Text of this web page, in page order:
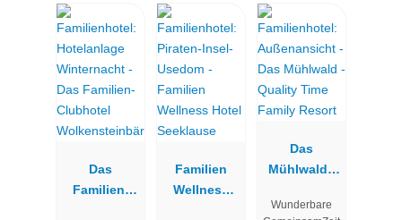
Das
Familien-
Familien
Wellness
Das
Mühlwald -
Family
Wunderbare